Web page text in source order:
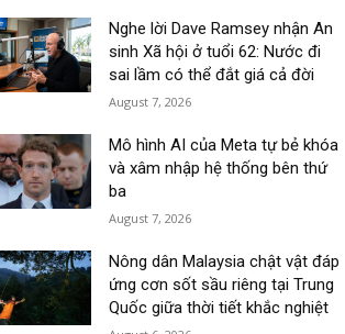
Nghe lời Dave Ramsey nhận An
sinh Xã hội ở tuổi 62: Nước đi
sai lầm có thể đắt giá cả đời
August 7, 2026
Mô hình AI của Meta tự bẻ khóa
và xâm nhập hệ thống bên thứ
ba
August 7, 2026
Nông dân Malaysia chật vật đáp
ứng cơn sốt sầu riêng tại Trung
Quốc giữa thời tiết khắc nghiệt